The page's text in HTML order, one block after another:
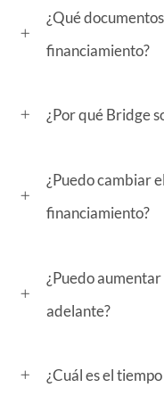
¿Qué
financiamiento?
¿Por qué Bridge
¿Puedo cambiar
financiamiento?
¿Puedo
adelante?
¿Cuál es el